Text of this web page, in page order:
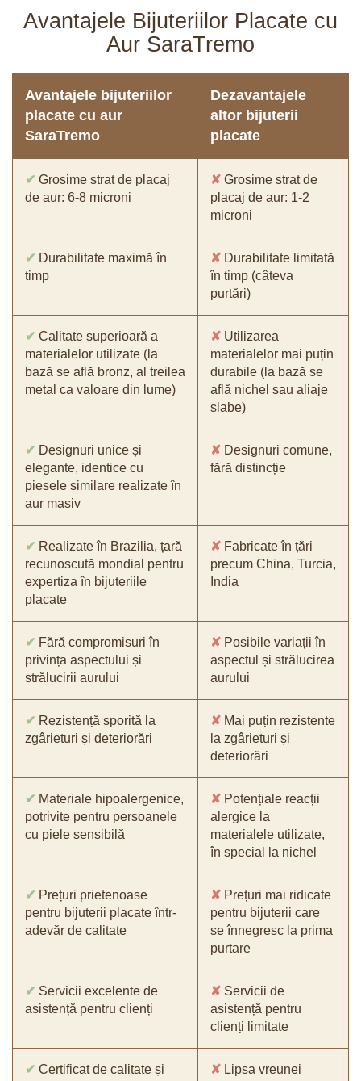
Avantajele Bijuteriilor Placate cu
Aur SaraTremo
Avantajele bijuteriilor
placate cu aur
SaraTremo
Dezavantajele
altor bijuterii
placate
✔ Grosime strat de placaj
de aur: 6-8 microni
✘ Grosime strat de
placaj de aur: 1-2
microni
✔ Durabilitate maximă în
timp
✘ Durabilitate limitată
în timp (câteva
purtări)
✔ Calitate superioară a
materialelor utilizate (la
bază se află bronz, al treilea
metal ca valoare din lume)
✘ Utilizarea
materialelor mai puțin
durabile (la bază se
află nichel sau aliaje
slabe)
✔ Designuri unice și
elegante, identice cu
piesele similare realizate în
aur masiv
✘ Designuri comune,
fără distincție
✔ Realizate în Brazilia, țară
recunoscută mondial pentru
expertiza în bijuteriile
placate
✘ Fabricate în țări
precum China, Turcia,
India
✔ Fără compromisuri în
privința aspectului și
strălucirii aurului
✘ Posibile variații în
aspectul și strălucirea
aurului
✔ Rezistență sporită la
zgârieturi și deteriorări
✘ Mai puțin rezistente
la zgârieturi și
deteriorări
✔ Materiale hipoalergenice,
potrivite pentru persoanele
cu piele sensibilă
✘ Potențiale reacții
alergice la
materialele utilizate,
în special la nichel
✔ Prețuri prietenoase
pentru bijuterii placate într-
adevăr de calitate
✘ Prețuri mai ridicate
pentru bijuterii care
se înnegresc la prima
purtare
✔ Servicii excelente de
asistență pentru clienți
✘ Servicii de
asistență pentru
clienți limitate
✔ Certificat de calitate și
✘ Lipsa vreunei